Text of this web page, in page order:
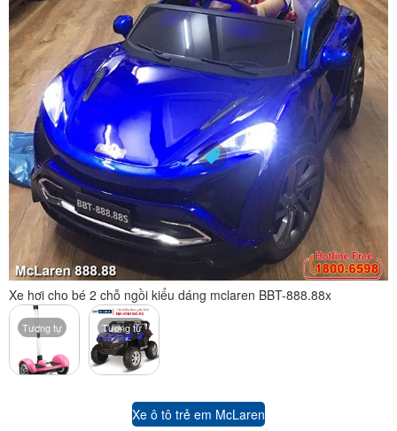
Xe hơi cho bé 2 chỗ ngồi kiểu dáng mclaren BBT-888.88x
Tương tự Tương tự
Xe ô tô trẻ em McLaren